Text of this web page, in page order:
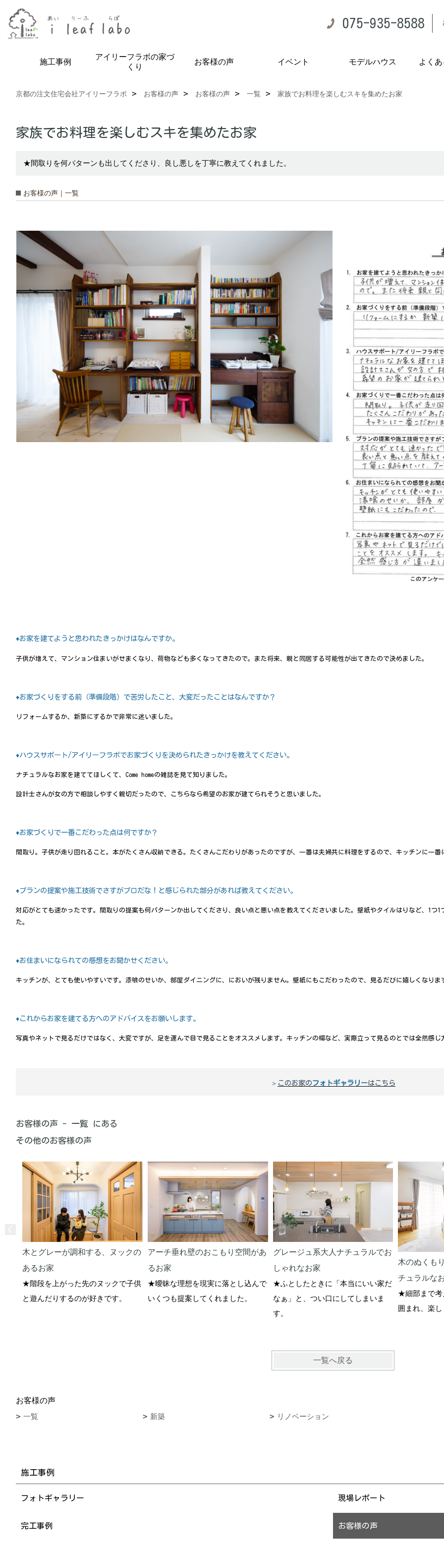
075-935-8588
施工事例
アイリーフラボの家づ
くり
お客様の声 イベント モデルハウス よく
京都の注文住宅会社アイリーフラボ お客様の声 お客様の声 一覧 家族でお料理を楽しむスキを集めたお家
家族でお料理を楽しむスキを集めたお家
★間取りを何パターンも出してくださり、良し悪しを丁寧に教えてくれました。
お客様の声｜一覧
♦お家を建てようと思われたきっかけはなんですか。
子供が増えて、マンション住まいがせまくなり、荷物なども多くなってきたので。また将来、親と同居する可能性が出てきたので決めました。
♦お家づくりをする前（準備段階）で苦労したこと、大変だったことはなんですか？
リフォームするか、新築にするかで非常に迷いました。
♦ハウスサポート/アイリーフラボでお家づくりを決められたきっかけを教えてください。
ナチュラルなお家を建ててほしくて、Come homeの雑誌を見て知りました。
設計士さんが女の方で相談しやすく親切だったので、こちらなら希望のお家が建てられそうと思いました。
♦お家づくりで一番こだわった点は何ですか？
間取り。子供が走り回れること。本がたくさん収納できる。たくさんこだわりがあったのですが、一番は夫婦共に料理をするので、キッチンに一番
♦プランの提案や施工技術でさすがプロだな！と感じられた部分があれば教えてください。
対応がとても速かったです。間取りの提案も何パターンか出してくださり、良い点と悪い点を教えてくださいました。壁紙やタイルはりなど、1つ
た。
♦お住まいになられての感想をお聞かせください。
キッチンが、とても使いやすいです。漆喰のせいか、部屋ダイニングに、においが残りません。壁紙にもこだわったので、見るだびに嬉しくなりま
♦これからお家を建てる方へのアドバイスをお願いします。
写真やネットで見るだけではなく、大変ですが、足を運んで目で見ることをオススメします。キッチンの幅など、実際立って見るのとでは全然感じ
＞ このお家のフォトギャラリーはこちら
お客様の声 - 一覧 にある
その他のお客様の声
木とグレーが調和する、ヌックの
あるお家
★階段を上がった先のヌックで子供
と遊んだりするのが好きです。
アーチ垂れ壁のおこもり空間があ
るお家
★曖昧な理想を現実に落とし込んで
いくつも提案してくれました。
グレージュ系大人ナチュラルでお
しゃれなお家
★ふとしたときに「本当にいい家だ
なぁ」と、つい口にしてしまいま
す。
木のぬくも
チュラルな
★細部まで考
囲まれ、楽し
一覧へ戻る
お客様の声
一覧
新築 リノベーション
施工事例
フォトギャラリー 現場レポート
完工事例 お客様の声